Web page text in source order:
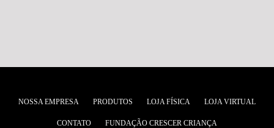
NOSSA EMPRESA PRODUTOS LOJA FÍSICA LOJA VIRTUAL
CONTATO FUNDAÇÃO CRESCER CRIANÇA